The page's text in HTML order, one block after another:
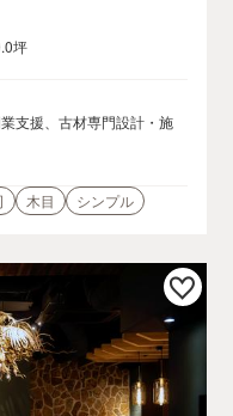
坪
支援、古材専門設計・施
木目 シンプル